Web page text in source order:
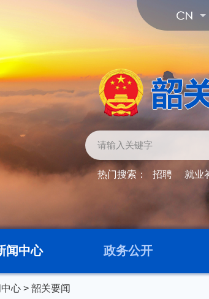
热门搜索： 招聘 就业
闻中心 政务公开
心 > 韶关要闻